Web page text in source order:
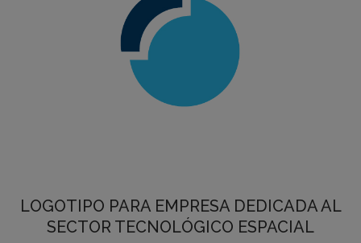
LOGOTIPO PARA EMPRESA DEDICADA AL
SECTOR TECNOLÓGICO ESPACIAL